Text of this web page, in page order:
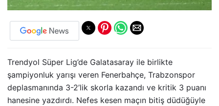
Trendyol Süper Lig’de Galatasaray ile birlikte
şampiyonluk yarışı veren Fenerbahçe, Trabzonspor
deplasmanında 3-2’lik skorla kazandı ve kritik 3 puanı
hanesine yazdırdı. Nefes kesen maçın bitiş düdüğüyle